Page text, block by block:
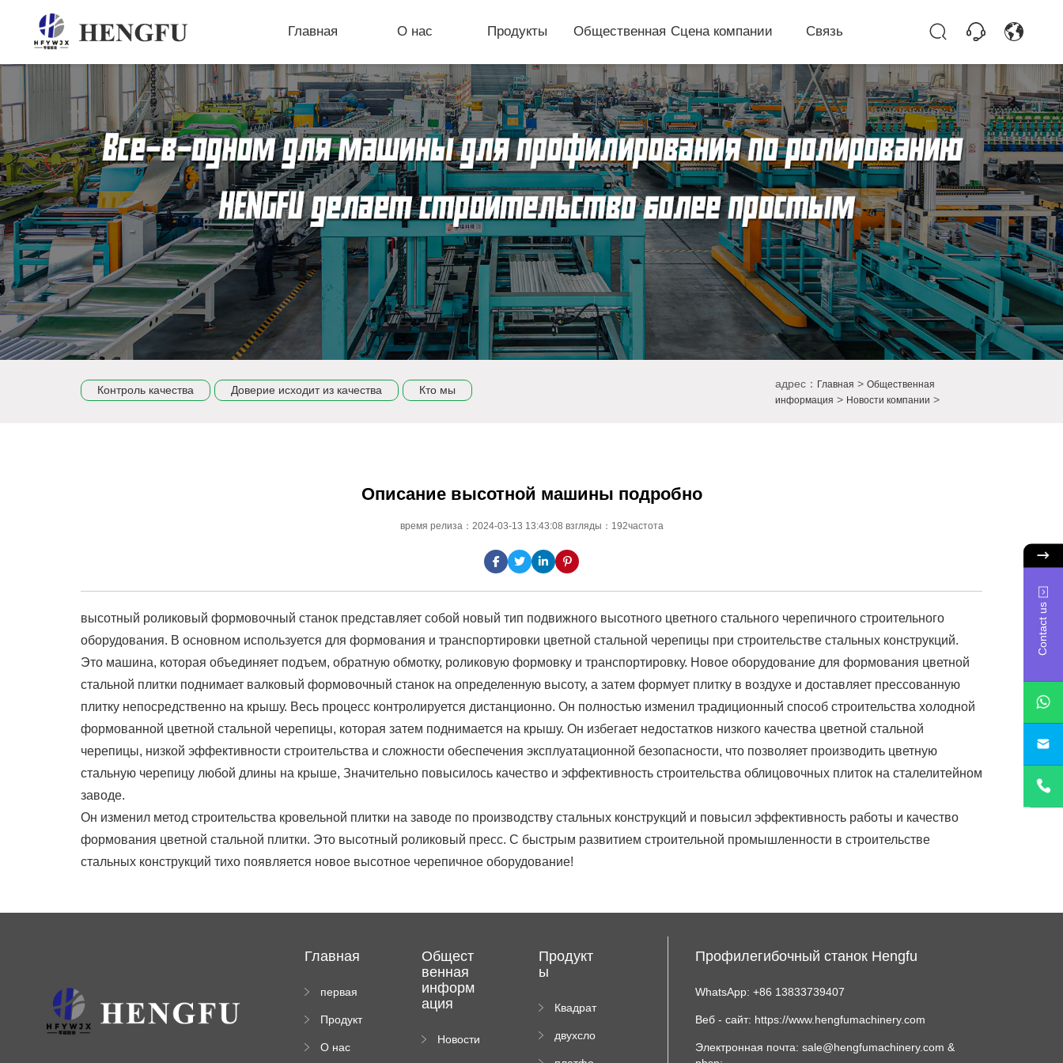
Главная О нас Продукты Общественная Сцена компании Связь
Контроль качества Доверие исходит из качества Кто мы адрес： Главная > Общественная
информация > Новости компании >
Описание высотной машины подробно
время релиза：2024-03-13 13:43:08 взгляды：192частота
высотный роликовый формовочный станок представляет собой новый тип подвижного высотного цветного стального черепичного строительного
оборудования. В основном используется для формования и транспортировки цветной стальной черепицы при строительстве стальных конструкций.
Это машина, которая объединяет подъем, обратную обмотку, роликовую формовку и транспортировку. Новое оборудование для формования цветной
стальной плитки поднимает валковый формовочный станок на определенную высоту, а затем формует плитку в воздухе и доставляет прессованную
плитку непосредственно на крышу. Весь процесс контролируется дистанционно. Он полностью изменил традиционный способ строительства холодной
формованной цветной стальной черепицы, которая затем поднимается на крышу. Он избегает недостатков низкого качества цветной стальной
черепицы, низкой эффективности строительства и сложности обеспечения эксплуатационной безопасности, что позволяет производить цветную
стальную черепицу любой длины на крыше, Значительно повысилось качество и эффективность строительства облицовочных плиток на сталелитейном
заводе.
Он изменил метод строительства кровельной плитки на заводе по производству стальных конструкций и повысил эффективность работы и качество
формования цветной стальной плитки. Это высотный роликовый пресс. С быстрым развитием строительной промышленности в строительстве
стальных конструкций тихо появляется новое высотное черепичное оборудование!
Главная
первая
а
Продукт
О нас
Общест
венная
информ
ация
Новости
Продукт
ы
Квадрат
плиточн
двухсло
Профилегибочный станок Hengfu
WhatsApp: +86 13833739407
Веб - сайт: https://www.hengfumachinery.com
Электронная почта: sale@hengfumachinery.com &
Contact us